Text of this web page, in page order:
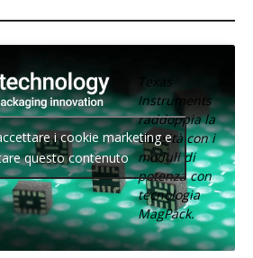
Texas
Instruments
raddoppia la
densità con i
moduli di
potenza con
tecnologia
MagPack.
i cookie marketing e
questo contenuto